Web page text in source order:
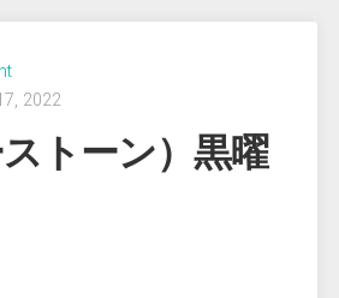
2022
ストーン）黒曜